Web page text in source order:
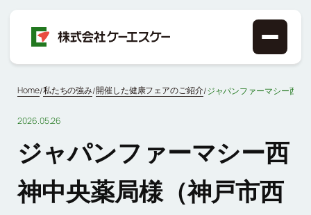
Home/私たちの強み/開催した健康フェアのご紹介/ジャパンファーマシー西神
2026.05.26
ジャパンファーマシー西
神中央薬局様（神戸市西